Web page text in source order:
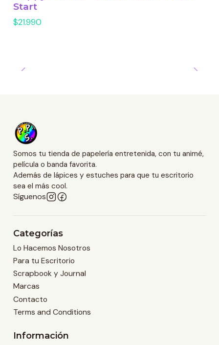
Start
$21.990
Somos tu tienda de papelería entretenida, con tu animé,
película o banda favorita.
Además de lápices y estuches para que tu escritorio
sea el más cool.
Síguenos
Categorías
Lo Hacemos Nosotros
Para tu Escritorio
Scrapbook y Journal
Marcas
Contacto
Terms and Conditions
Información